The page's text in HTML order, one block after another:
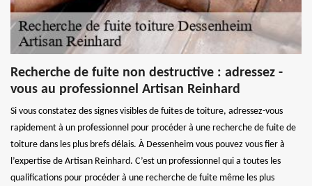
Recherche de fuite non destructive : adressez -
vous au professionnel Artisan Reinhard
Si vous constatez des signes visibles de fuites de toiture, adressez-vous
rapidement à un professionnel pour procéder à une recherche de fuite de
toiture dans les plus brefs délais. À Dessenheim vous pouvez vous fier à
l’expertise de Artisan Reinhard. C’est un professionnel qui a toutes les
qualifications pour procéder à une recherche de fuite même les plus